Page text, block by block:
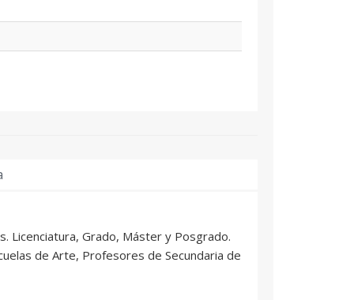
Licenciatura, Grado, Máster y Posgrado.
de Arte, Profesores de Secundaria de